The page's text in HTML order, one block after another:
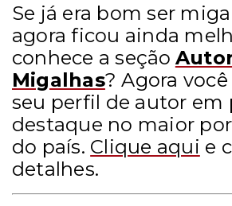
Se já era bom ser
agora ficou ainda
conhece a seção
Migalhas? Agora
seu perfil de autor em
destaque no maior
do país. Clique aqui e
detalhes.